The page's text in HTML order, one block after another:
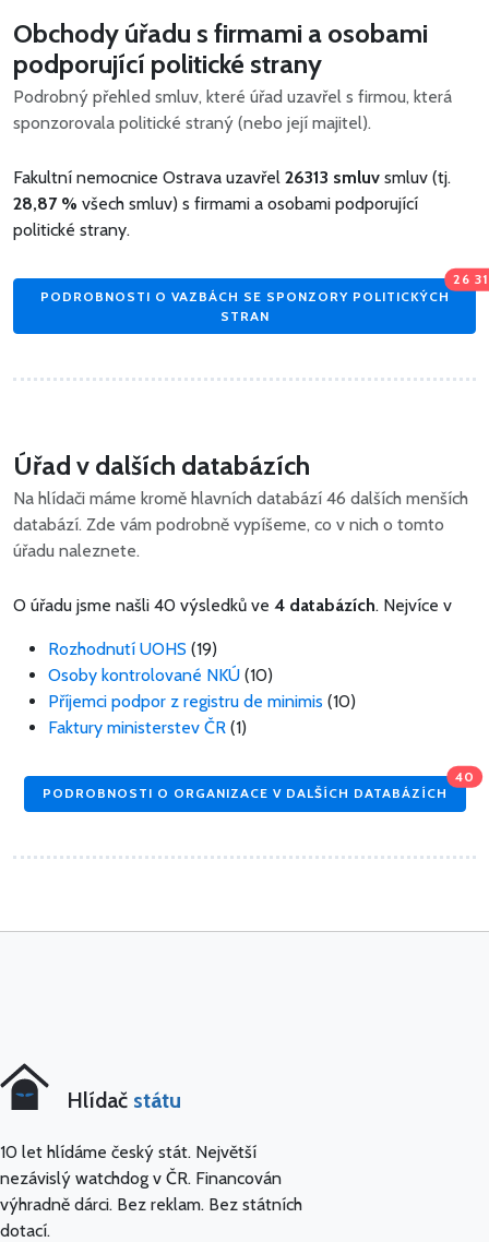
Obchody úřadu s firmami a osobami
podporující politické strany
Podrobný přehled smluv, které úřad uzavřel s firmou, která
sponzorovala politické straný (nebo její majitel).
Fakultní nemocnice Ostrava uzavřel 26313 smluv smluv (tj.
28,87 % všech smluv) s firmami a osobami podporující
politické strany.
PODROBNOSTI O VAZBÁCH SE SPONZORY POLITICKÝCH
STRAN
26
Úřad v dalších databázích
Na hlídači máme kromě hlavních databází 46 dalších menších
databází. Zde vám podrobně vypíšeme, co v nich o tomto
úřadu naleznete.
O úřadu jsme našli 40 výsledků ve 4 databázích. Nejvíce v
Rozhodnutí UOHS (19)
Osoby kontrolované NKÚ (10)
Příjemci podpor z registru de minimis (10)
Faktury ministerstev ČR (1)
PODROBNOSTI O ORGANIZACE V DALŠÍCH DATABÁZÍCH
40
Hlídač státu
10 let hlídáme český stát. Největší
nezávislý watchdog v ČR. Financován
výhradně dárci. Bez reklam. Bez státních
dotací.